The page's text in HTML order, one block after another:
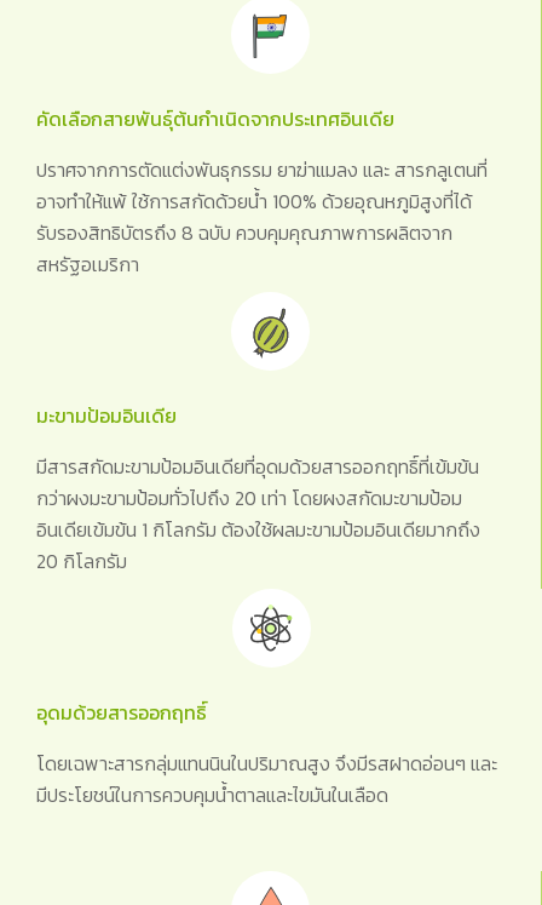
คัดเลือกสายพันธุ์ต้นกำเนิดจากประเทศอินเดีย
ปราศจากการตัดแต่งพันธุกรรม ยาฆ่าแมลง และ สารกลูเตนที่
อาจทำให้แพ้ ใช้การสกัดด้วยน้ำ 100% ด้วยอุณหภูมิสูงที่ได้
รับรองสิทธิบัตรถึง 8 ฉบับ ควบคุมคุณภาพการผลิตจาก
สหรัฐอเมริกา
มะขามป้อมอินเดีย
มีสารสกัดมะขามป้อมอินเดียที่อุดมด้วยสารออกฤทธิ์ที่เข้มข้น
กว่าผงมะขามป้อมทั่วไปถึง 20 เท่า โดยผงสกัดมะขามป้อม
อินเดียเข้มข้น 1 กิโลกรัม ต้องใช้ผลมะขามป้อมอินเดียมากถึง
20 กิโลกรัม
อุดมด้วยสารออกฤทธิ์
โดยเฉพาะสารกลุ่มแทนนินในปริมาณสูง จึงมีรสฝาดอ่อนๆ และ
มีประโยชน์ในการควบคุมน้ำตาลและไขมันในเลือด